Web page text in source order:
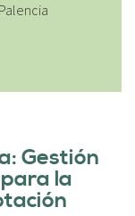
Gestión
la